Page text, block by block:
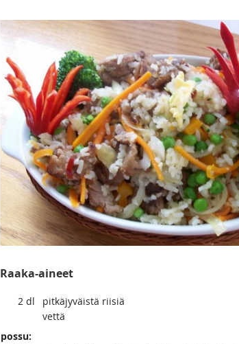
Raaka-aineet
2 dl
pitkäjyväistä riisiä
vettä
possu: